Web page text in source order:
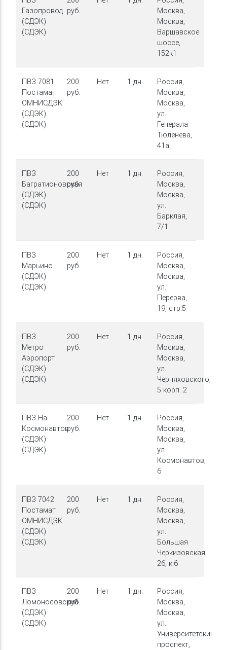
Газопровод
(СДЭК)
(СДЭК)
руб.
Москва,
Москва,
Варшавское
шоссе,
152к1
ПВЗ 7081
Постамат
ОМНИСДЭК
(СДЭК)
(СДЭК)
200
руб.
Нет 1 дн.
Россия,
Москва,
Москва,
ул.
Генерала
Тюленева,
41а
ПВЗ
Багратионовская
(СДЭК)
(СДЭК)
200
руб.
Нет 1 дн.
Россия,
Москва,
Москва,
ул.
Барклая,
7/1
ПВЗ
Марьино
(СДЭК)
(СДЭК)
200
руб.
Нет 1 дн.
Россия,
Москва,
Москва,
ул.
Перерва,
19, стр.5
ПВЗ
Метро
Аэропорт
(СДЭК)
(СДЭК)
200
руб.
Нет 1 дн.
Россия,
Москва,
Москва,
ул.
Черняховского,
5 корп. 2
ПВЗ На
Космонавтов
(СДЭК)
(СДЭК)
200
руб.
Нет 1 дн.
Россия,
Москва,
Москва,
ул.
Космонавтов,
6
ПВЗ 7042
Постамат
ОМНИСДЭК
(СДЭК)
(СДЭК)
200
руб.
Нет 1 дн.
Россия,
Москва,
Москва,
ул.
Большая
Черкизовская,
26, к.6
ПВЗ
Ломоносовский
(СДЭК)
(СДЭК)
200
руб.
Нет 1 дн.
Россия,
Москва,
Москва,
ул.
Университетский
проспект,